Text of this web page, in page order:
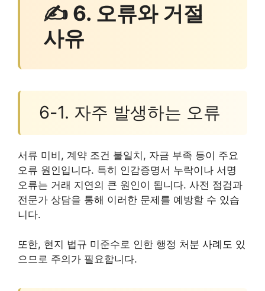
✍ 6. 오류와 거절
사유
6-1. 자주 발생하는 오류
서류 미비, 계약 조건 불일치, 자금 부족 등이 주요
오류 원인입니다. 특히 인감증명서 누락이나 서명
오류는 거래 지연의 큰 원인이 됩니다. 사전 점검과
전문가 상담을 통해 이러한 문제를 예방할 수 있습
니다.
또한, 현지 법규 미준수로 인한 행정 처분 사례도 있
으므로 주의가 필요합니다.